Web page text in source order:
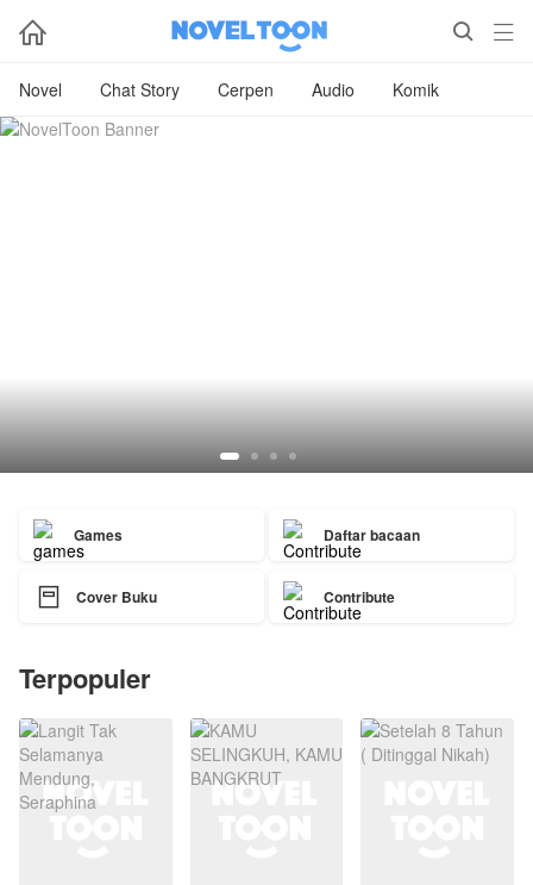
  
Novel Chat Story Cerpen Audio Komik
Games Daftar bacaan
 Cover Buku Contribute
Terpopuler